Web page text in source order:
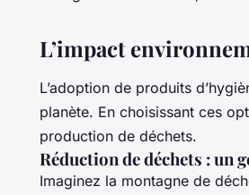
L’impact
L’adoption de produits
planète. En choisissant ces
production de déchets.
Réduction de déchets : un
Imaginez la montagne de